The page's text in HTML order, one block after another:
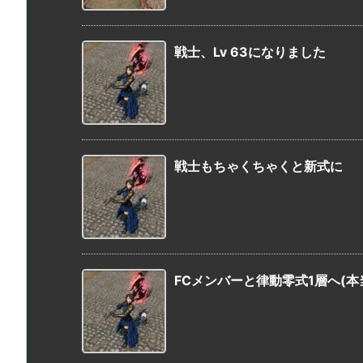
戦士、Lv 63になりました
戦士もちゃくちゃくと新式に
FCメンバーと律動零式1層へ(